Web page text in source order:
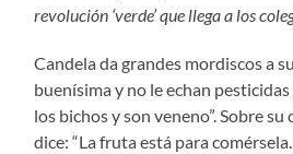
revolución ‘verde’ que llega a los
Candela da grandes mordiscos a
buenísima y no le echan
los bichos y son veneno”. Sobre
dice: “La fruta está para